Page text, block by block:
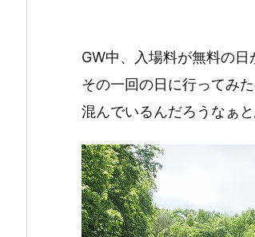
GW中、入場料が無料の日
その一回の日に行ってみた
混んでいるんだろうなぁ